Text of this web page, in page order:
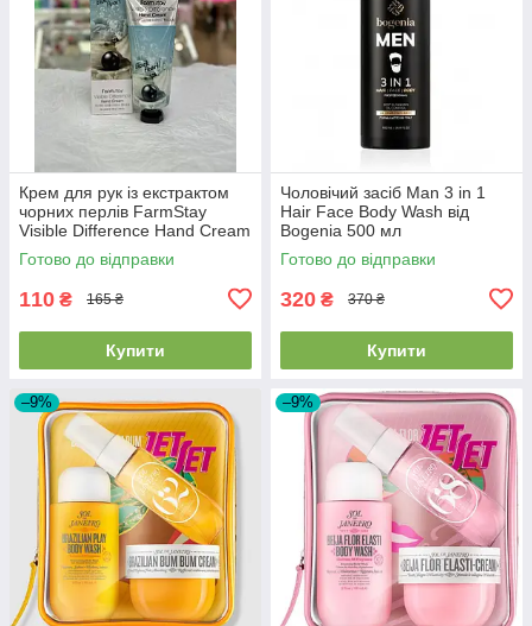
Крем для рук із екстрактом
чорних перлів FarmStay
Visible Difference Hand Cream
Black Pearl 100мл
Готово до відправки
110 ₴ 165 ₴
Купити
Чоловічий засіб Man 3 in 1
Hair Face Body Wash від
Bogenia 500 мл
Готово до відправки
320 ₴ 370 ₴
Купити
–9% –9%